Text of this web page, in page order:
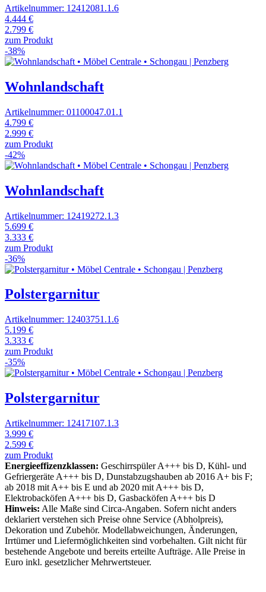
Artikelnummer: 12412081.1.6
4.444 €
2.799 €
zum Produkt
-38%
Wohnlandschaft
Artikelnummer: 01100047.01.1
4.799 €
2.999 €
zum Produkt
-42%
Wohnlandschaft
Artikelnummer: 12419272.1.3
5.699 €
3.333 €
zum Produkt
-36%
Polstergarnitur
Artikelnummer: 12403751.1.6
5.199 €
3.333 €
zum Produkt
-35%
Polstergarnitur
Artikelnummer: 12417107.1.3
3.999 €
2.599 €
zum Produkt
Energieeffizenzklassen: Geschirrspüler A+++ bis D, Kühl- und
Gefriergeräte A+++ bis D, Dunstabzugshauben ab 2016 A+ bis F;
ab 2018 mit A++ bis E und ab 2020 mit A+++ bis D,
Elektrobacköfen A+++ bis D, Gasbacköfen A+++ bis D
Hinweis: Alle Maße sind Circa-Angaben. Sofern nicht anders
deklariert verstehen sich Preise ohne Service (Abholpreis),
Dekoration und Zubehör. Modellabweichungen, Änderungen,
Irrtümer und Liefermöglichkeiten sind vorbehalten. Gilt nicht für
bestehende Angebote und bereits erteilte Aufträge. Alle Preise in
Euro inkl. gesetzlicher Mehrwertsteuer.